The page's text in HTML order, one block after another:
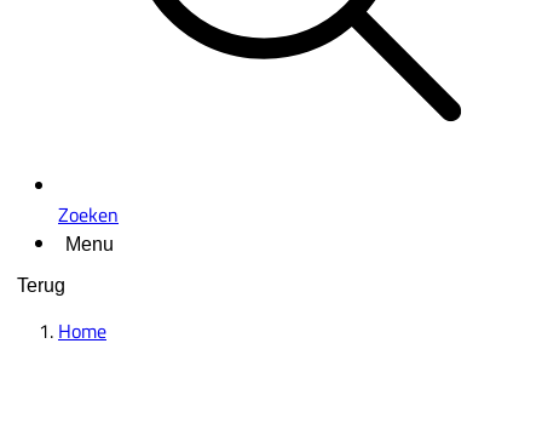
Zoeken
Menu
Terug
Home